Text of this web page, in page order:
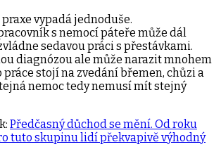
vypadá jednoduše.
s nemocí páteře může dál
sedavou práci s přestávkami.
diagnózou ale může narazit mnohem
stojí na zvedání břemen, chůzi a
nemoc tedy nemusí mít stejný
Předčasný důchod se mění. Od roku
tuto skupinu lidí překvapivě výhodný